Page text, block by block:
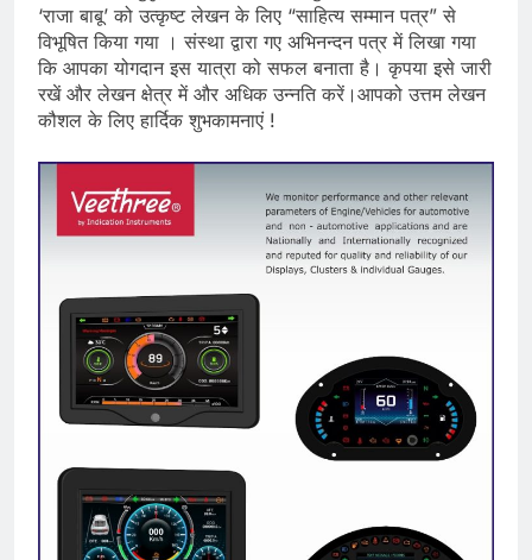
‘राजा बाबू’ को उत्कृष्ट लेखन के लिए “साहित्य सम्मान पत्र” से
विभूषित किया गया । संस्था द्वारा गए अभिनन्दन पत्र में लिखा गया
कि आपका योगदान इस यात्रा को सफल बनाता है। कृपया इसे जारी
रखें और लेखन क्षेत्र में और अधिक उन्नति करें।आपको उत्तम लेखन
कौशल के लिए हार्दिक शुभकामनाएं !